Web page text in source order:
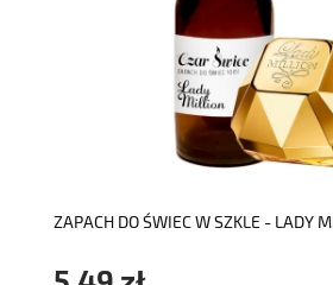
ZAPACH DO ŚWIEC W SZKLE - LADY
do koszyka